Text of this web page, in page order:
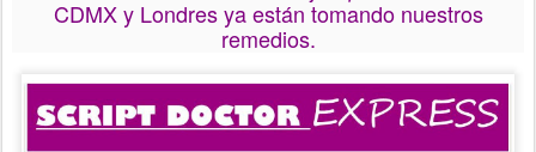
CDMX y Londres ya están tomando nuestros
remedios.